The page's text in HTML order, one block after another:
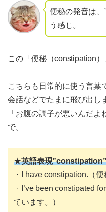
便秘の発音は、
う感じ。
この「便秘（constipation）
こちらも日常的に使う言葉
会話などでたまに飛び出し
「お腹の調子が悪いんだ
で。
★英語表現
・I have constipation.（便
・I’ve been constipated
ています。）